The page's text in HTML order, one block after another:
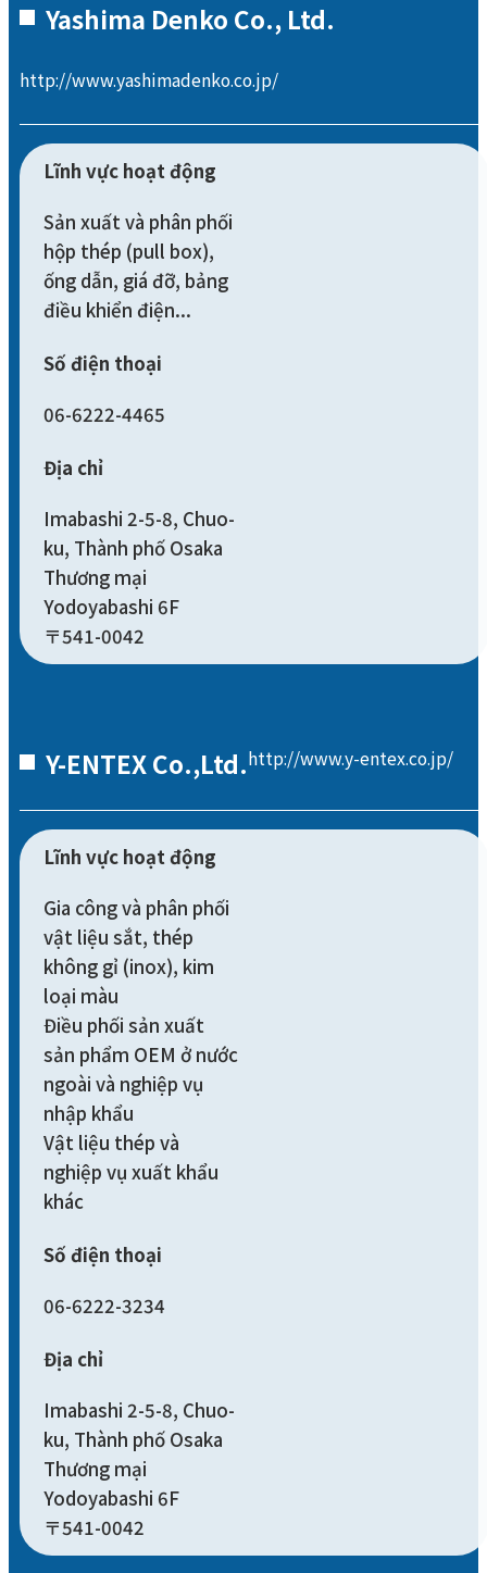
Yashima Denko Co., Ltd.
http://www.yashimadenko.co.jp/
Lĩnh vực hoạt động
Sản xuất và phân phối
hộp thép (pull box),
ống dẫn, giá đỡ, bảng
điều khiển điện...
Số điện thoại
06-6222-4465
Địa chỉ
Imabashi 2-5-8, Chuo-
ku, Thành phố Osaka
Thương mại
Yodoyabashi 6F
〒541-0042
Y-ENTEX Co.,Ltd.http://www.y-entex.co.jp/
Lĩnh vực hoạt động
Gia công và phân phối
vật liệu sắt, thép
không gỉ (inox), kim
loại màu
Điều phối sản xuất
sản phẩm OEM ở nước
ngoài và nghiệp vụ
nhập khẩu
Vật liệu thép và
nghiệp vụ xuất khẩu
khác
Số điện thoại
06-6222-3234
Địa chỉ
Imabashi 2-5-8, Chuo-
ku, Thành phố Osaka
Thương mại
Yodoyabashi 6F
〒541-0042